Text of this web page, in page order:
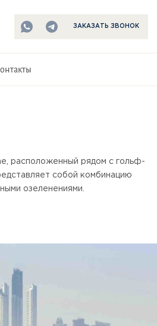
ЗАКАЗАТЬ ЗВОНОК
расположенный рядом с гольф-
собой комбинацию
озеленениями.